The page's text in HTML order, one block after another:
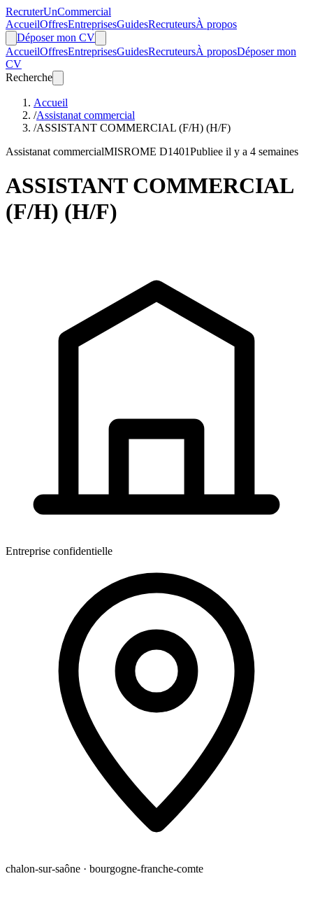
RecruterUnCommercial
AccueilOffresEntreprisesGuidesRecruteursÀ propos
Déposer mon CV
AccueilOffresEntreprisesGuidesRecruteursÀ proposDéposer mon
CV
Recherche
Accueil
/Assistanat commercial
/ASSISTANT COMMERCIAL (F/H) (H/F)
Assistanat commercialMISROME D1401Publiee il y a 4 semaines
ASSISTANT COMMERCIAL
(F/H) (H/F)
Entreprise confidentielle
chalon-sur-saône · bourgogne-franche-comte